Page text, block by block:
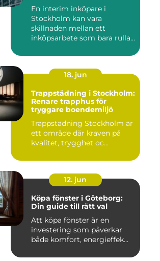
En interim inköpare i
Stockholm kan vara
skillnaden mellan ett
inköpsarbete som bara rullar
18. jun
Trappstädning i Stockholm:
Renare trapphus för
tryggare boendemiljö
Trappstädning Stockholm är
ett område där kraven på
kvalitet, trygghet oc...
12. jun
Köpa fönster i Göteborg:
Din guide till rätt val
Att köpa fönster är en
investering som påverkar
både komfort, energieffek...